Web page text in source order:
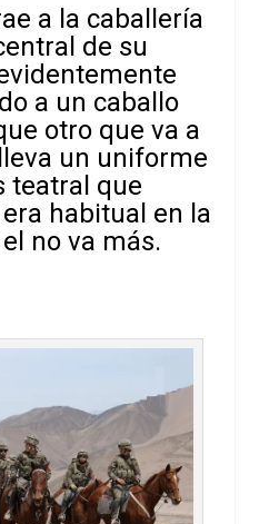
a la caballería
de su
a un caballo
otro que va a
un uniforme
teatral que
habitual en la
no va más.